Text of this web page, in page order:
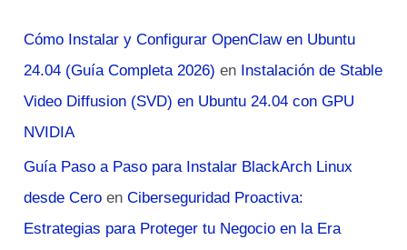
Cómo Instalar y Configurar OpenClaw en Ubuntu
24.04 (Guía Completa 2026) en Instalación de Stable
Video Diffusion (SVD) en Ubuntu 24.04 con GPU
NVIDIA
Guía Paso a Paso para Instalar BlackArch Linux
desde Cero enCiberseguridad Proactiva:
Estrategias para Proteger tu Negocio en la Era